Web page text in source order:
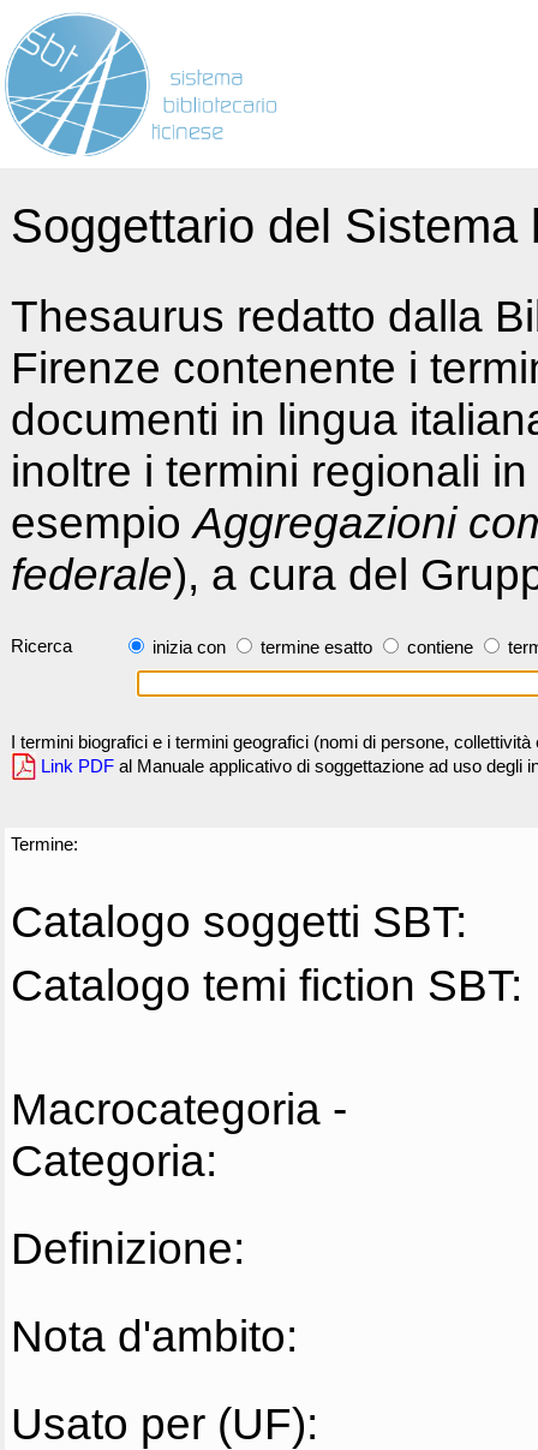
Soggettario del
Thesaurus redatto dalla
Firenze contenente i
documenti in lingua
inoltre i termini regionali
esempioAggregazioni
federale), a cura del
Ricerca inizia con termine esatto contiene
I termini biografici e i termini geografici (nomi di persone,
Link PDF al Manuale applicativo di soggettazione ad uso degli
Termine:
Catalogo soggetti SBT:
Catalogo temi fiction SBT:
Macrocategoria -
Categoria:
Definizione:
Nota d'ambito:
Usato per (UF):